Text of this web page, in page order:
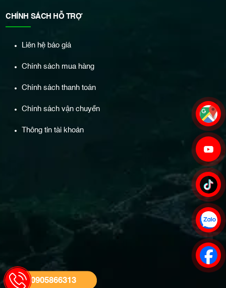
CHÍNH SÁCH HỖ TRỢ
Liên hệ báo giá
Chính sách mua hàng
Chính sách thanh toán
Chính sách vận chuyển
Thông tin tài khoản
0905866313